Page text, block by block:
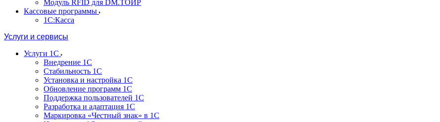
Модуль RFID для DM.ТОИР
Кассовые программы
1С:Касса
Услуги и сервисы
Услуги 1С
Внедрение 1С
Стабильность 1С
Установка и настройка 1С
Обновление программ 1С
Поддержка пользователей 1С
Разработка и адаптация 1С
Маркировка «Честный знак» в 1С